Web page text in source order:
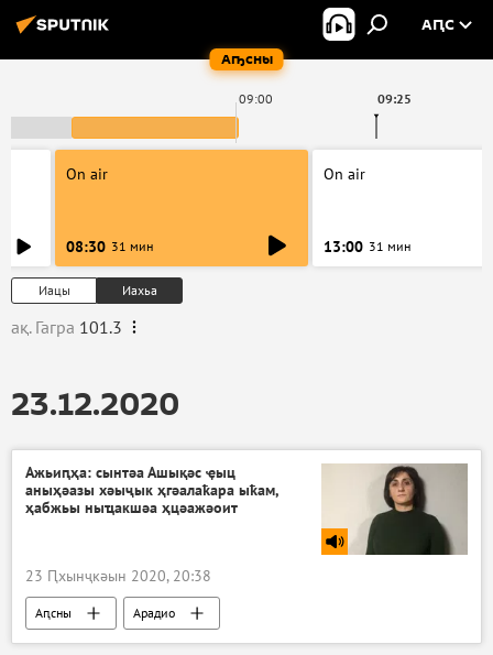
Аҧсны
АԤС
09:00 09:25
On air
08:30 31 мин
On air
13:00 31 мин
Иацы Иахьа
ақ. Гагра 101.3
23.12.2020
Ажьиԥҳа: сынтәа Ашықәс ҿыц
аныҳәазы хәыҷык ҳгәалаҟара ыҟам,
ҳабжьы ныҵакшәа ҳцәажәоит
23 Ԥхынҷкәын 2020, 20:38
Аԥсны Арадио